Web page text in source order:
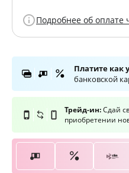
Подробнее об оплате
Платите как
банковской
Трейд-ин:Сдай
приобретении